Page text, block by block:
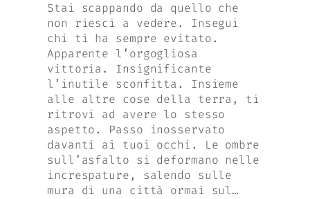
Stai scappando da quello che
non riesci a vedere. Insegui
chi ti ha sempre evitato.
Apparente l’orgogliosa
vittoria. Insignificante
l’inutile sconfitta. Insieme
alle altre cose della terra, ti
ritrovi ad avere lo stesso
aspetto. Passo inosservato
davanti ai tuoi occhi. Le ombre
sull’asfalto si deformano nelle
increspature, salendo sulle
mura di una città ormai sul…